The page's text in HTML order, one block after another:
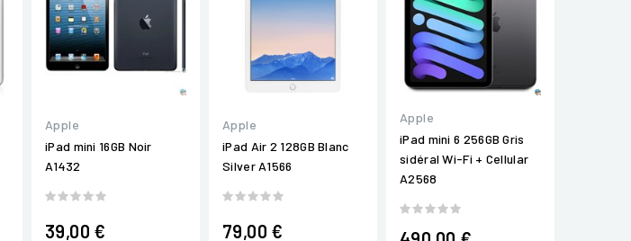
Apple
iPad mini 16GB Noir
A1432
39,00 €
Apple
iPad Air 2 128GB Blanc
Silver A1566
79,00 €
Apple
iPad mini 6 256GB Gris
sidéral Wi-Fi + Cellular
A2568